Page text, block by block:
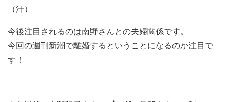
（汗）
今後注目されるのは南野さんとの夫婦関係です。
今回の週刊新潮で離婚するということになるのか注目で
す！